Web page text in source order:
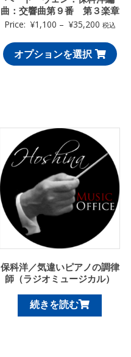
曲：交響曲第９番 第３楽章
Price: ¥1,100 – ¥35,200 税込
オプションを選択
保科洋／気違いピアノの調律
師（ラジオミュージカル）
続きを読む